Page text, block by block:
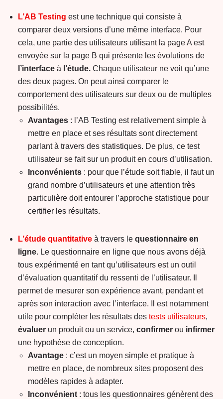
L’AB Testing est une technique qui consiste à
comparer deux versions d’une même interface. Pour
cela, une partie des utilisateurs utilisant la page A est
envoyée sur la page B qui présente les évolutions de
l’interface à l’étude. Chaque utilisateur ne voit qu’une
des deux pages. On peut ainsi comparer le
comportement des utilisateurs sur deux ou de multiples
possibilités.
Avantages : l’AB Testing est relativement simple à
mettre en place et ses résultats sont directement
parlant à travers des statistiques. De plus, ce test
utilisateur se fait sur un produit en cours d’utilisation.
Inconvénients : pour que l’étude soit fiable, il faut un
grand nombre d’utilisateurs et une attention très
particulière doit entourer l’approche statistique pour
certifier les résultats.
L’étude quantitative à travers le questionnaire en
ligne. Le questionnaire en ligne que nous avons déjà
tous expérimenté en tant qu’utilisateurs est un outil
d’évaluation quantitatif du ressenti de l’utilisateur. Il
permet de mesurer son expérience avant, pendant et
après son interaction avec l’interface. Il est notamment
utile pour compléter les résultats des tests utilisateurs,
évaluer un produit ou un service, confirmer ou infirmer
une hypothèse de conception.
Avantage : c’est un moyen simple et pratique à
mettre en place, de nombreux sites proposent des
modèles rapides à adapter.
Inconvénient : tous les questionnaires génèrent des